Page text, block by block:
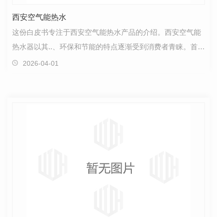
西安空气能热水
这份白皮书专注于西安空气能热水产品的介绍。西安空气能
热水器以其..、环保和节能的特点逐渐受到消费者青睐。首
先，西安空气能热水器具有出色的节能性能。通过利用…
2026-04-01